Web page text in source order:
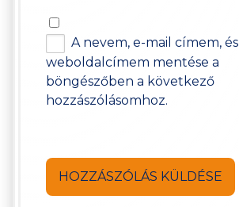
A nevem, e-mail címem, és
weboldalcímem mentése a
böngészőben a következő
hozzászólásomhoz.